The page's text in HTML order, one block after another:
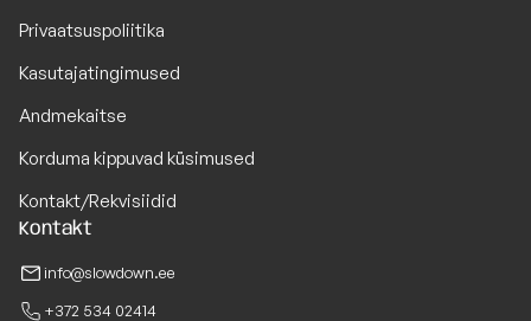
Privaatsuspoliitika
Kasutajatingimused
Andmekaitse
Korduma kippuvad küsimused
Kontakt/Rekvisiidid
Kontakt
info@slowdown.ee
+372 534 02414